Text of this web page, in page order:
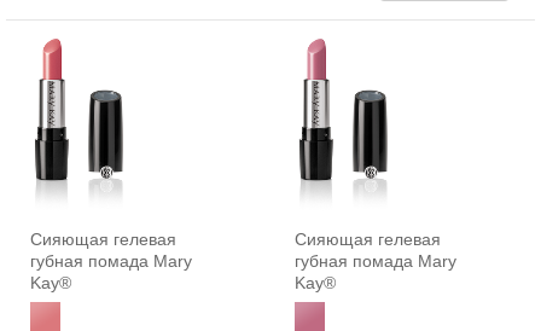
Сияющая гелевая
губная помада Mary
Kay®
Сияющая гелевая
губная помада Mary
Kay®